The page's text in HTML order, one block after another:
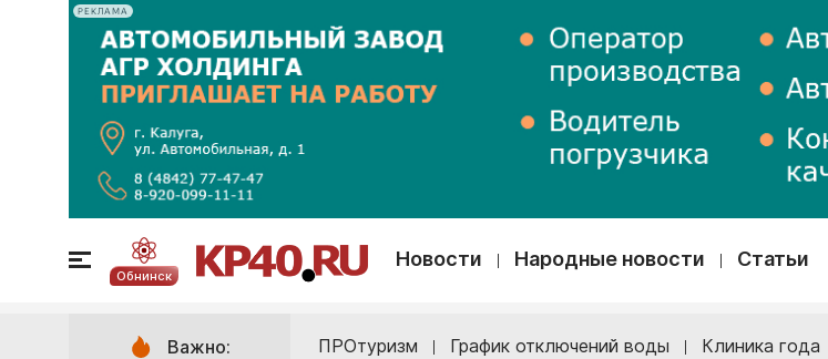
РЕКЛАМА
Обнинск
Новости Народные новости Статьи
Важно: ПРОтуризм График отключений воды Клиника года